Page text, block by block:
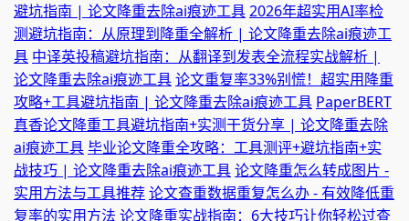
避坑指南 | 论文降重去除ai痕迹工具2026年超实用AI率检
测避坑指南：从原理到降重全解析 | 论文降重去除ai痕迹工
具 中译英投稿避坑指南：从翻译到发表全流程实战解析 |
论文降重去除ai痕迹工具论文重复率33%别慌！超实用降重
攻略+工具避坑指南 | 论文降重去除ai痕迹工具 PaperBERT
真香论文降重工具避坑指南+实测干货分享 | 论文降重去除
ai痕迹工具毕业论文降重全攻略：工具测评+避坑指南+实
战技巧 | 论文降重去除ai痕迹工具论文降重怎么转成图片 -
实用方法与工具推荐论文查重数据重复怎么办 - 有效降低重
复率的实用方法 论文降重实战指南：6大技巧让你轻松过查